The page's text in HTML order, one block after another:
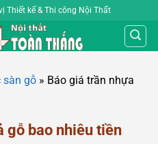
Thiết kế & Thi công Nội Thất
sàn gỗ » Báo giá trần nhựa
gỗ bao nhiêu tiền